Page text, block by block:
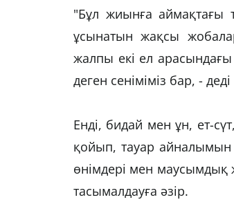
"Бұл жиынға аймақтағы
ұсынатын жақсы
жалпы екі ел
деген сеніміміз бар, -
Енді, бидай мен ұн, ет-
қойып, тауар айналымын
өнімдері мен маусымдық
тасымалдауға әзір.